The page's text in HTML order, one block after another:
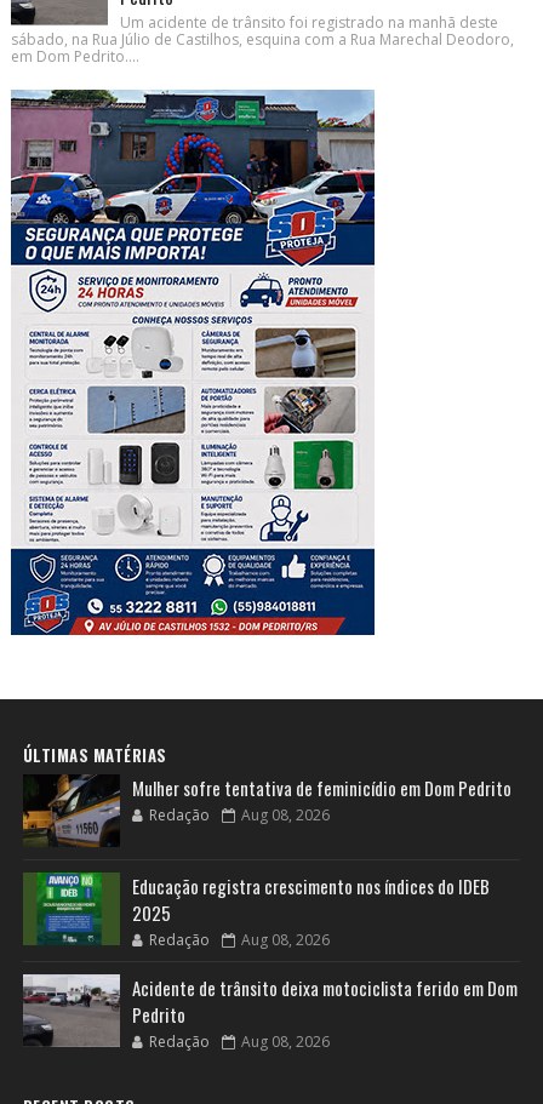
Um acidente de trânsito foi registrado na manhã deste
sábado, na Rua Júlio de Castilhos, esquina com a Rua Marechal Deodoro,
em Dom Pedrito....
ÚLTIMAS MATÉRIAS
Mulher sofre tentativa de feminicídio em Dom Pedrito
Redação Aug 08, 2026
Educação registra crescimento nos índices do IDEB
2025
Redação Aug 08, 2026
Acidente de trânsito deixa motociclista ferido em Dom
Pedrito
Redação Aug 08, 2026